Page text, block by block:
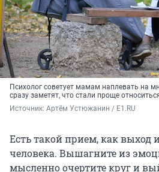
Психолог советует мамам наплевать на
сразу заметят, что стали проще
Источник: Артём Устюжанин / E1.RU
Есть такой прием, как выход
человека. Вышагните из
мысленно очертите круг и